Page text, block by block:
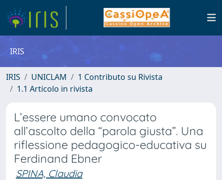
IRIS
IRIS UNICLAM
1 Contributo su Rivista
1.1 Articolo in rivista
L’essere umano convocato
all’ascolto della “parola giusta”. Una
riflessione pedagogico-educativa su
Ferdinand Ebner
SPINA, Claudia